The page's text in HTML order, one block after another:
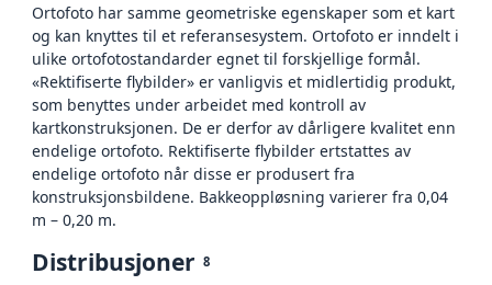
Ortofoto har samme geometriske egenskaper som et kart
og kan knyttes til et referansesystem. Ortofoto er inndelt i
ulike ortofotostandarder egnet til forskjellige formål.
«Rektifiserte flybilder» er vanligvis et midlertidig produkt,
som benyttes under arbeidet med kontroll av
kartkonstruksjonen. De er derfor av dårligere kvalitet enn
endelige ortofoto. Rektifiserte flybilder ertstattes av
endelige ortofoto når disse er produsert fra
konstruksjonsbildene. Bakkeoppløsning varierer fra 0,04
m – 0,20 m.
Distribusjoner 8